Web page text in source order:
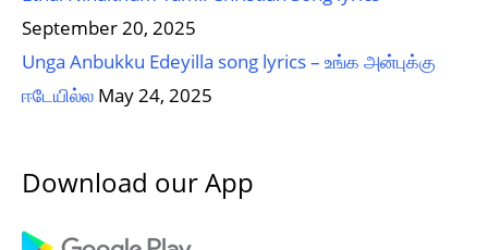
September 20, 2025
Unga Anbukku Edeyilla song lyrics – உங்க அன்புக்கு
ஈடேயில்ல May 24, 2025
Download our App